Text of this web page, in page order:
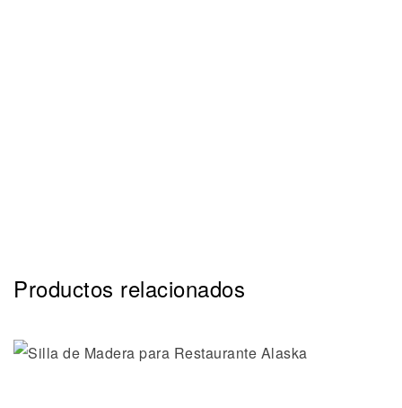
Productos relacionados